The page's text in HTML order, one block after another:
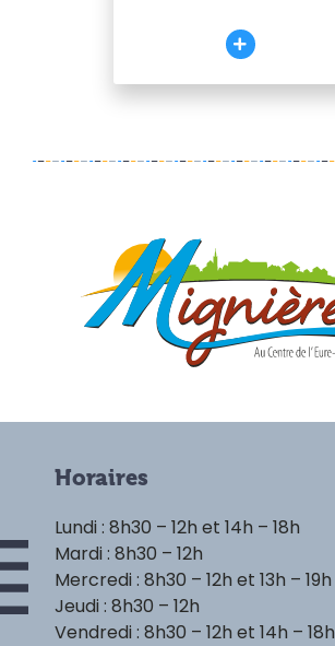
Horaires
Lundi : 8h30 – 12h et 14h – 18h
Mardi : 8h30 – 12h
Mercredi : 8h30 – 12h et 13h – 19h
Jeudi : 8h30 – 12h
Vendredi : 8h30 – 12h et 14h – 18h